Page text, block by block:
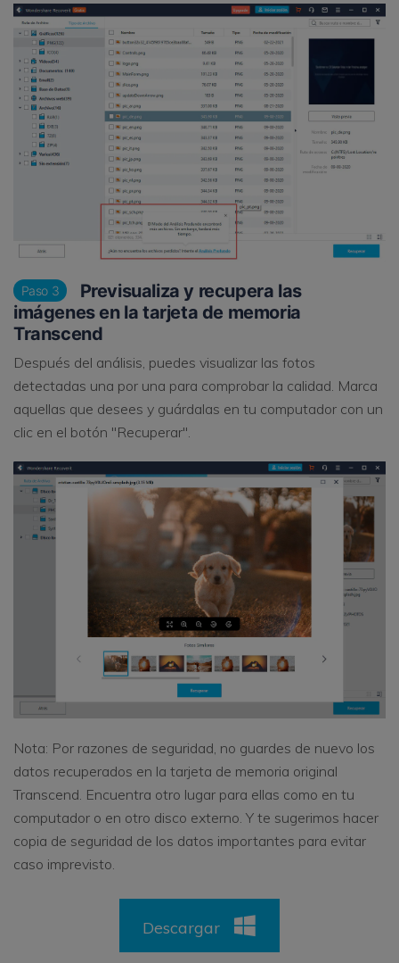
Paso 3
Previsualiza y recupera las
imágenes en la tarjeta de memoria
Transcend
Después del análisis, puedes visualizar las fotos
detectadas una por una para comprobar la calidad. Marca
aquellas que desees y guárdalas en tu computador con un
clic en el botón "Recuperar".
Nota: Por razones de seguridad, no guardes de nuevo los
datos recuperados en la tarjeta de memoria original
Transcend. Encuentra otro lugar para ellas como en tu
computador o en otro disco externo. Y te sugerimos hacer
copia de seguridad de los datos importantes para evitar
caso imprevisto.
Descargar